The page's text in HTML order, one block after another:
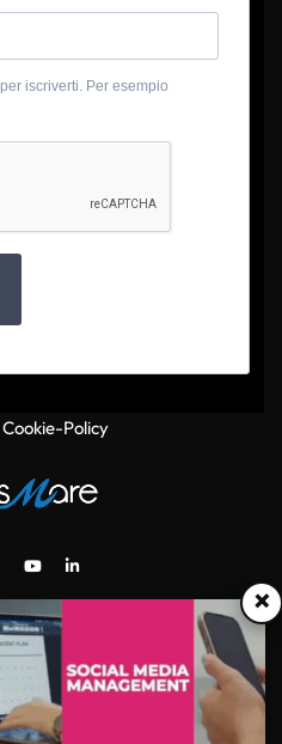
×
iscriverti. Per esempio
Cookie-Policy
il Tribunale di Roma con autorizzazione
è un marchio di S.P.E.N. Srl - P.IVA
by POI